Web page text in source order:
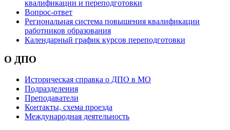
квалификации и переподготовки
Вопрос-ответ
Региональная система повышения квалификации
работников образования
Календарный график курсов переподготовки
О ДПО
Историческая справка о ДПО в МО
Подразделения
Преподаватели
Контакты, схема проезда
Международная деятельность